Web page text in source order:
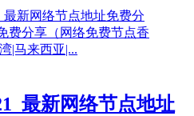
最新网络节点地址